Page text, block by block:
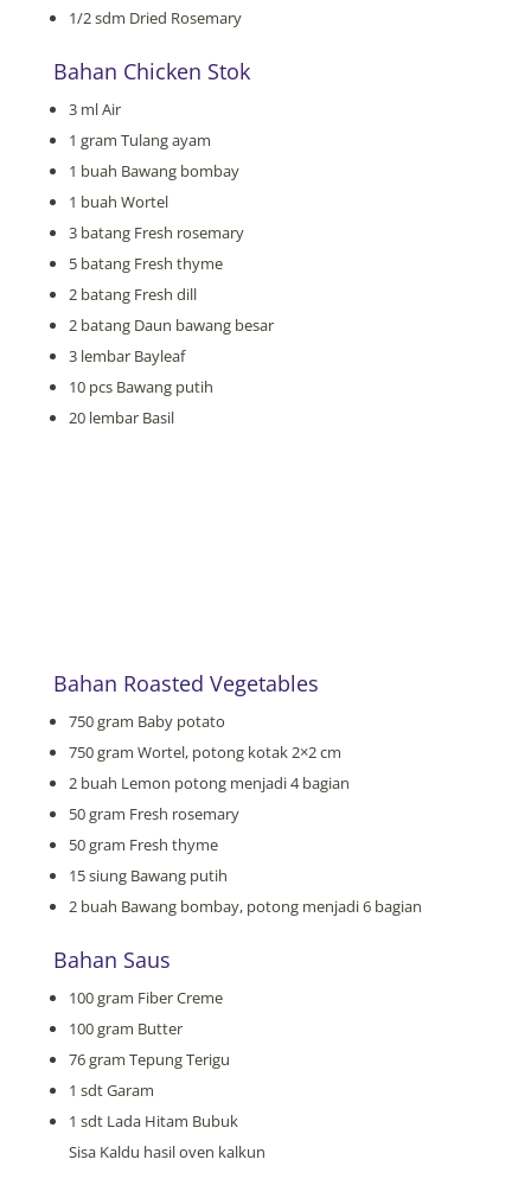
1/2 sdm Dried Rosemary
Bahan Chicken Stok
3 ml Air
1 gram Tulang ayam
1 buah Bawang bombay
1 buah Wortel
3 batang Fresh rosemary
5 batang Fresh thyme
2 batang Fresh dill
2 batang Daun bawang besar
3 lembar Bayleaf
10 pcs Bawang putih
20 lembar Basil
Bahan Roasted Vegetables
750 gram Baby potato
750 gram Wortel, potong kotak 2×2 cm
2 buah Lemon potong menjadi 4 bagian
50 gram Fresh rosemary
50 gram Fresh thyme
15 siung Bawang putih
2 buah Bawang bombay, potong menjadi 6 bagian
Bahan Saus
100 gram Fiber Creme
100 gram Butter
76 gram Tepung Terigu
1 sdt Garam
1 sdt Lada Hitam Bubuk
Sisa Kaldu hasil oven kalkun